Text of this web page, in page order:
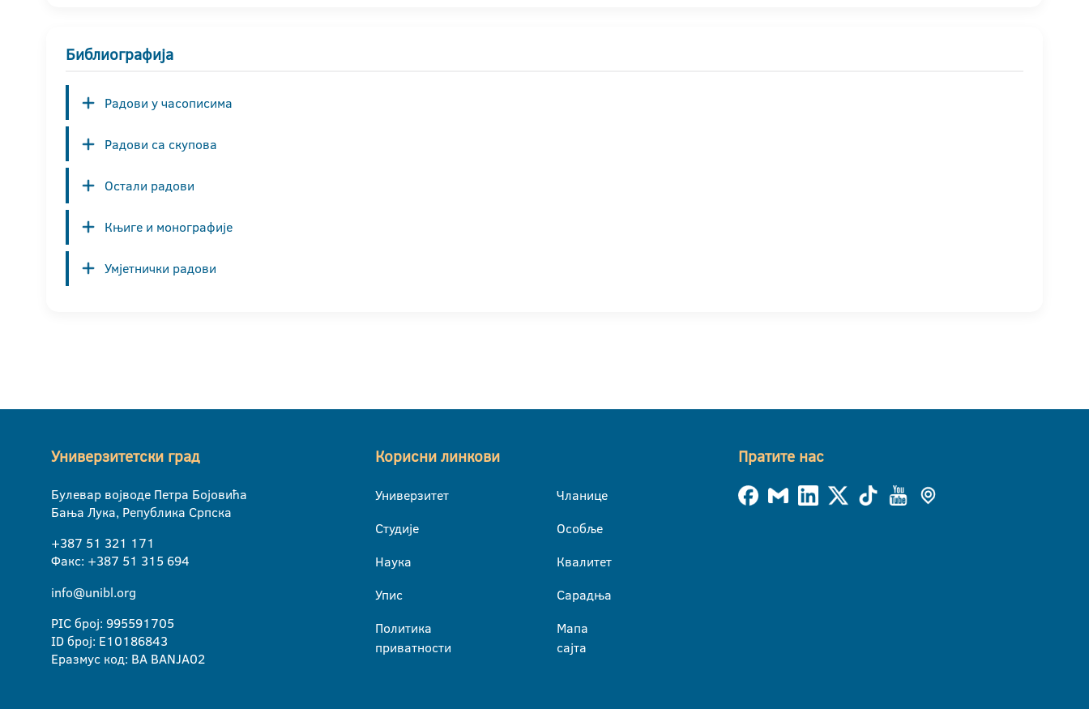
Библиографија
Радови у часописима
Радови са скупова
Остали радови
Књиге и монографије
Умјетнички радови
Универзитетски град
Булевар војводе Петра Бојовића
Бања Лука, Република Српска
+387 51 321 171
Факс: +387 51 315 694
info@unibl.org
PIC број: 995591705
ID број: E10186843
Еразмус код: BA BANJA02
Корисни линкови
Универзитет
Студије
Наука
Упис
Политика
приватности
Чланице
Особље
Квалитет
Сарадња
Мапа
сајта
Пратите нас